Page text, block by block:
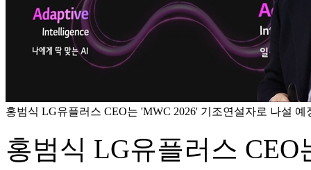
홍범식 LG유플러스 CEO는 'MWC 2026' 기조연설자로 나설
홍범식 LG유플러스